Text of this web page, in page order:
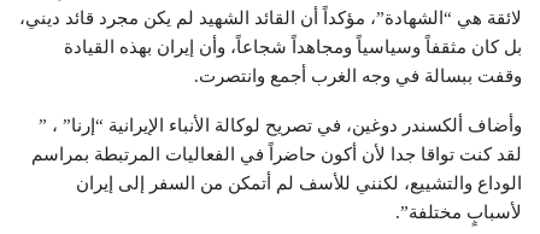
لائقة هي “الشهادة”، مؤكداً أن القائد الشهيد لم يكن مجرد قائد ديني،
بل كان مثقفاً وسياسياً ومجاهداً شجاعاً، وأن إيران بهذه القيادة
وقفت ببسالة في وجه الغرب أجمع وانتصرت.
وأضاف ألكسندر دوغين، في تصريح لوكالة الأنباء الإيرانية “إرنا” ، ”
لقد كنت تواقا جدا لأن أكون حاضراً في الفعاليات المرتبطة بمراسم
الوداع والتشييع، لكنني للأسف لم أتمكن من السفر إلى إيران
لأسبابٍ مختلفة”.